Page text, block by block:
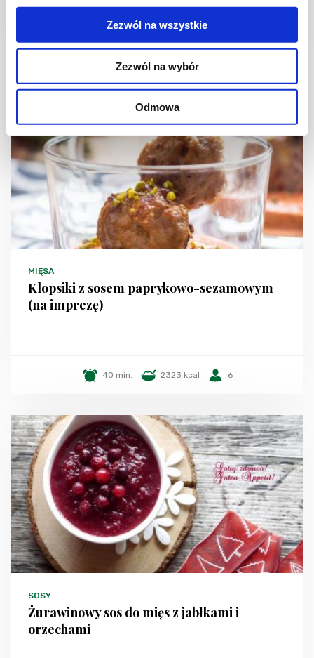
Zezwól na wszystkie
Zezwól na wybór
Odmowa
55 min. 2489 kcal 4
MIĘSA
Klopsiki z sosem paprykowo-sezamowym
(na imprezę)
40 min. 2323 kcal 6
SOSY
Żurawinowy sos do mięs z jabłkami i
orzechami